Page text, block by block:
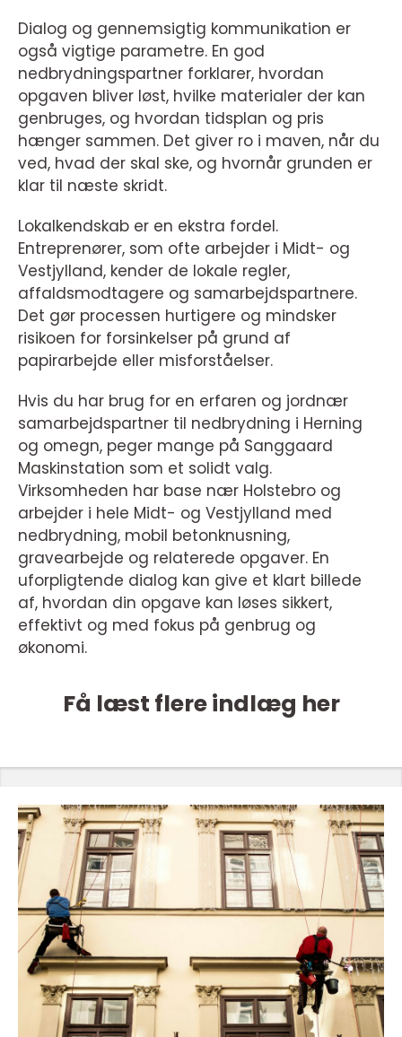
Dialog og gennemsigtig kommunikation er
også vigtige parametre. En god
nedbrydningspartner forklarer, hvordan
opgaven bliver løst, hvilke materialer der kan
genbruges, og hvordan tidsplan og pris
hænger sammen. Det giver ro i maven, når du
ved, hvad der skal ske, og hvornår grunden er
klar til næste skridt.
Lokalkendskab er en ekstra fordel.
Entreprenører, som ofte arbejder i Midt- og
Vestjylland, kender de lokale regler,
affaldsmodtagere og samarbejdspartnere.
Det gør processen hurtigere og mindsker
risikoen for forsinkelser på grund af
papirarbejde eller misforståelser.
Hvis du har brug for en erfaren og jordnær
samarbejdspartner til nedbrydning i Herning
og omegn, peger mange på Sanggaard
Maskinstation som et solidt valg.
Virksomheden har base nær Holstebro og
arbejder i hele Midt- og Vestjylland med
nedbrydning, mobil betonknusning,
gravearbejde og relaterede opgaver. En
uforpligtende dialog kan give et klart billede
af, hvordan din opgave kan løses sikkert,
effektivt og med fokus på genbrug og
økonomi.
Få læst flere indlæg her